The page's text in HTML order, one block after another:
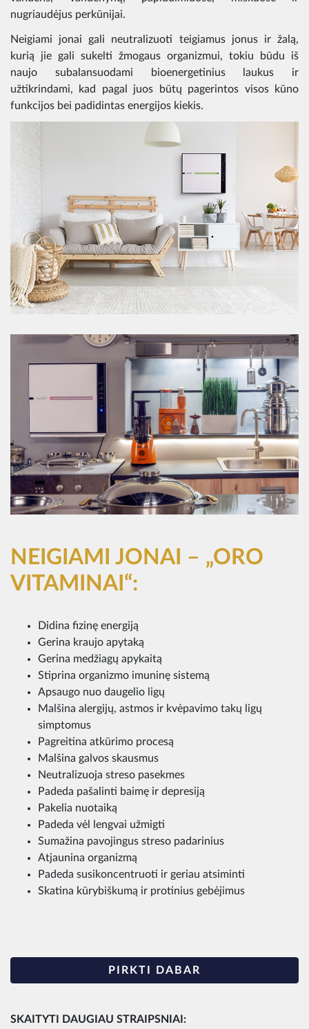
nugriaudėjus perkūnijai.
Neigiami jonai gali neutralizuoti teigiamus jonus ir žalą,
kurią jie gali sukelti žmogaus organizmui, tokiu būdu iš
naujo subalansuodami bioenergetinius laukus ir
užtikrindami, kad pagal juos būtų pagerintos visos kūno
funkcijos bei padidintas energijos kiekis.
NEIGIAMI JONAI – „ORO
VITAMINAI“:
Didina fizinę energiją
Gerina kraujo apytaką
Gerina medžiagų apykaitą
Stiprina organizmo imuninę sistemą
Apsaugo nuo daugelio ligų
Malšina alergijų, astmos ir kvėpavimo takų ligų
simptomus
Pagreitina atkūrimo procesą
Malšina galvos skausmus
Neutralizuoja streso pasekmes
Padeda pašalinti baimę ir depresiją
Pakelia nuotaiką
Padeda vėl lengvai užmigti
Sumažina pavojingus streso padarinius
Atjaunina organizmą
Padeda susikoncentruoti ir geriau atsiminti
Skatina kūrybiškumą ir protinius gebėjimus
PIRKTI DABAR
SKAITYTI DAUGIAU STRAIPSNIAI: